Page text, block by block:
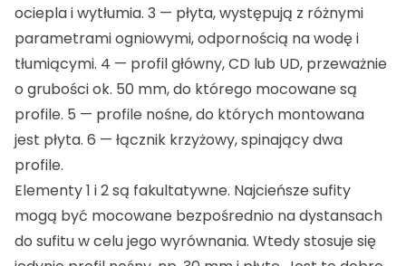
ociepla i wytłumia. 3 — płyta, występują z różnymi
parametrami ogniowymi, odpornością na wodę i
tłumiącymi. 4 — profil główny, CD lub UD, przeważnie
o grubości ok. 50 mm, do którego mocowane są
profile. 5 — profile nośne, do których montowana
jest płyta. 6 — łącznik krzyżowy, spinający dwa
profile.
Elementy 1 i 2 są fakultatywne. Najcieńsze sufity
mogą być mocowane bezpośrednio na dystansach
do sufitu w celu jego wyrównania. Wtedy stosuje się